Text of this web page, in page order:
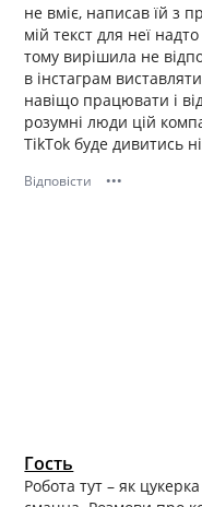
не вміє, написав їй з
мій текст для неї
тому вирішила не
в інстаграм
навіщо працювати і
розумні люди цiй
TikTok буде дивитись
Відповісти •••
Гость
Робота тут – як